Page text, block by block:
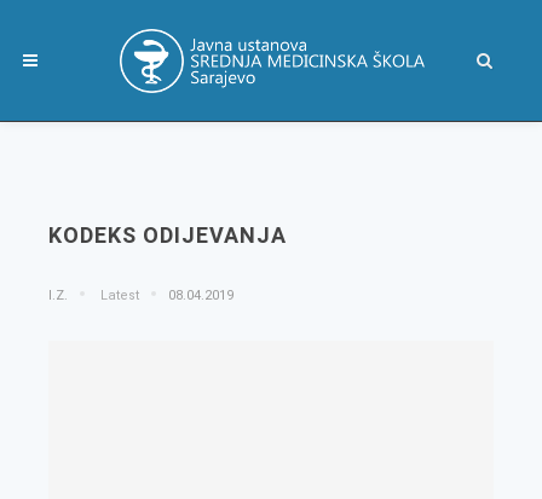
KODEKS ODIJEVANJA
I.Z. Latest 08.04.2019